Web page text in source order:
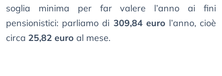
soglia minima per far valere l’anno ai fini
pensionistici: parliamo di 309,84 euro l’anno, cioè
circa 25,82 euro al mese.